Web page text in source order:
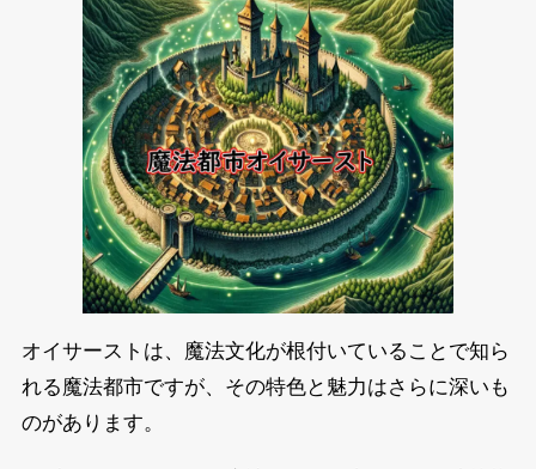
オイサーストは、魔法文化が根付いていることで知ら
れる魔法都市ですが、その特色と魅力はさらに深いも
のがあります。